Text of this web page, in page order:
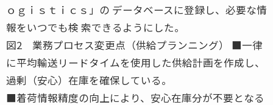
ｏｇｉｓｔｉｃｓ」の データベースに登録し、必要な情
報をいつでも検 索できるようにした。
図2 業務プロセス変更点（供給プランニング） ■一律
に平均輸送リードタイムを使用した供給計画を作成し、
過剰（安心）在庫を確保している。
■着荷情報精度の向上により、安心在庫分が不要となる